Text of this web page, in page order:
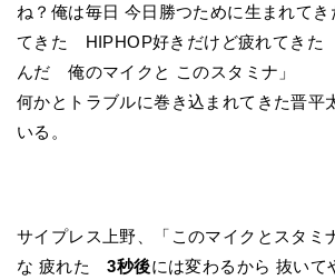
ね？俺は毎日 今日勝つために生まれて
てきた HIPHOP好きだけど疲れてきた
んだ 俺のマイクと このスタミナ」
何かとトラブルに巻き込まれてきた晋平
いる。
サイプレス上野、「このマイクとスタ
な 疲れた3秒後には変わるから 抜いて